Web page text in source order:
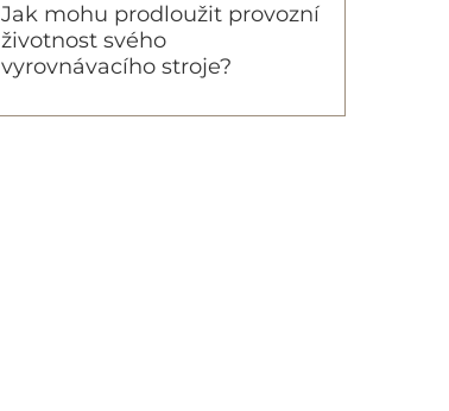
Jak mohu prodloužit provozní
životnost svého
vyrovnávacího stroje?